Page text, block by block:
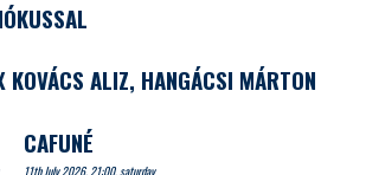
KOVÁCS ALIZ, HANGÁCSI MÁRTON
CAFUNÉ
11th July 2026. 21:00, saturday